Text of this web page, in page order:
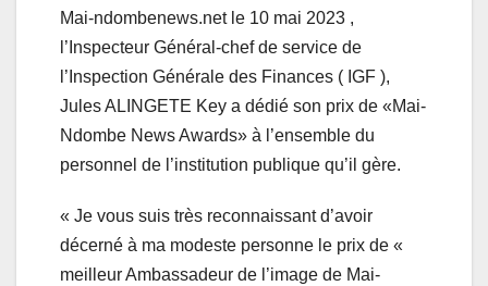
Mai-ndombenews.net le 10 mai 2023 ,
l’Inspecteur Général-chef de service de
l’Inspection Générale des Finances ( IGF ),
Jules ALINGETE Key a dédié son prix de «Mai-
Ndombe News Awards» à l’ensemble du
personnel de l’institution publique qu’il gère.
« Je vous suis très reconnaissant d’avoir
décerné à ma modeste personne le prix de «
meilleur Ambassadeur de l’image de Mai-